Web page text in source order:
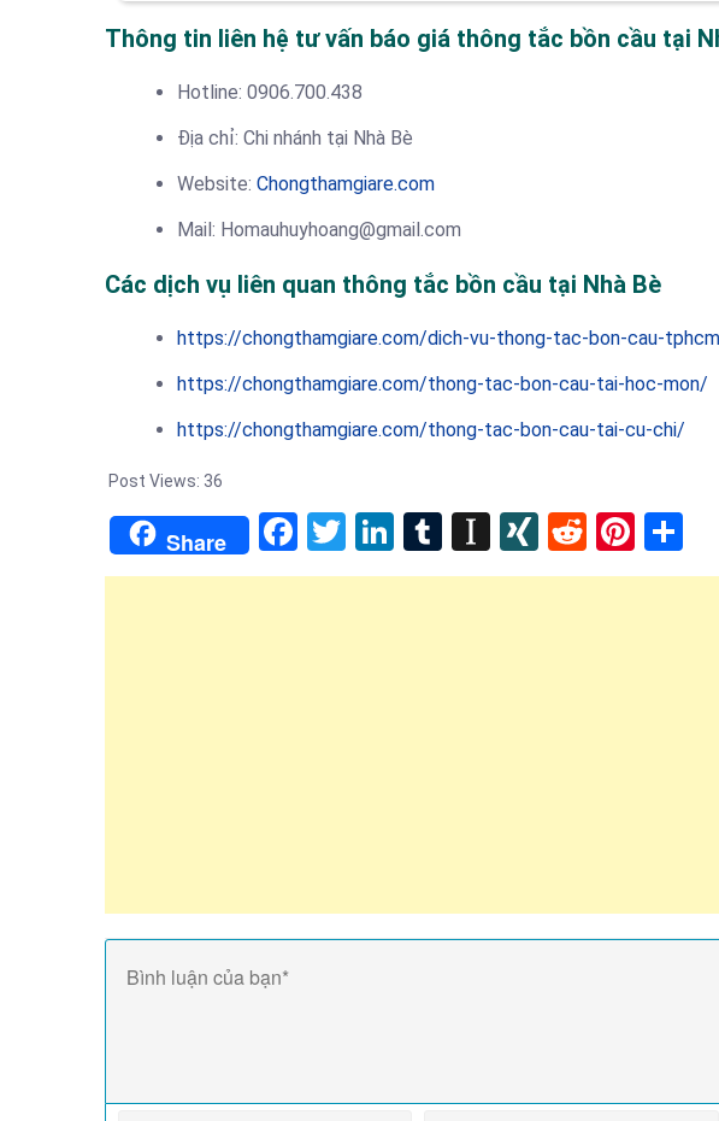
Thông tin liên hệ tư vấn báo giá thông tắc bồn cầu tại
Hotline: 0906.700.438
Địa chỉ: Chi nhánh tại Nhà Bè
Website: Chongthamgiare.com
Mail: Homauhuyhoang@gmail.com
Các dịch vụ liên quan thông tắc bồn cầu tại Nhà Bè
https://chongthamgiare.com/dich-vu-thong-tac-bon-cau-
https://chongthamgiare.com/thong-tac-bon-cau-tai-hoc-mon/
https://chongthamgiare.com/thong-tac-bon-cau-tai-cu-chi/
Post Views: 36
Share Facebook
TwitterLinkedIn
Tumblr
Instapaper
XINGReddit